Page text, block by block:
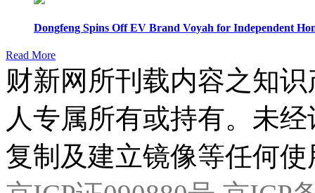
Dongfeng Spins Off EV Brand Voyah for Independent
Read More
财新网所刊载内容之知
人专属所有或持有。未
复制及建立镜像等任何使